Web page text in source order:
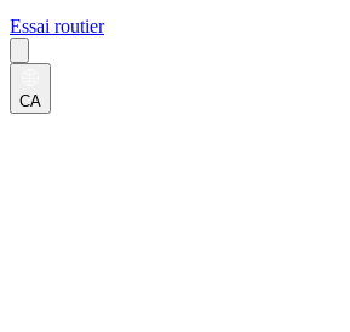
Essai routier
CA